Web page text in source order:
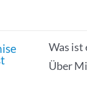
Was ist
Über